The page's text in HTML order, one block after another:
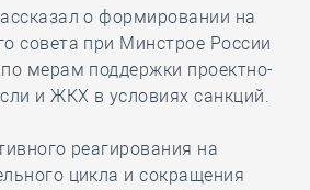
о формировании на
совета при Минстрое России
мерам поддержки проектно-
и ЖКХ в условиях санкций.
реагирования на
цикла и сокращения